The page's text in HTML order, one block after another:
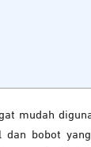
mudah
bobot